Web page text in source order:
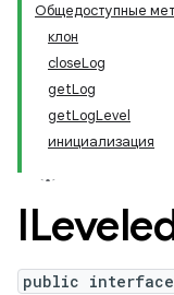
Общедоступные
клон
closeLog
getLog
getLogLevel
инициализация
public interface